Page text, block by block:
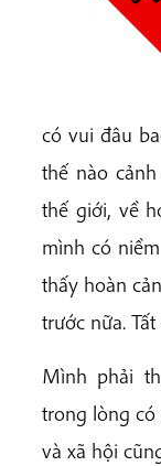
có vui đâu
thế nào
thế giới, về
mình có
thấy hoàn
trước nữa.
Mình phải
trong lòng
và xã hội